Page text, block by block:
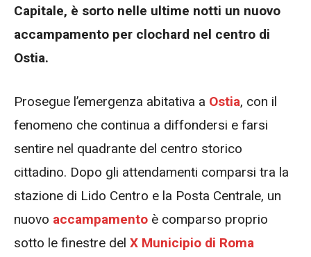
Capitale, è sorto nelle ultime notti un nuovo
accampamento per clochard nel centro di
Ostia.
Prosegue l’emergenza abitativa a Ostia, con il
fenomeno che continua a diffondersi e farsi
sentire nel quadrante del centro storico
cittadino. Dopo gli attendamenti comparsi tra la
stazione di Lido Centro e la Posta Centrale, un
nuovo accampamento è comparso proprio
sotto le finestre del X Municipio di Roma